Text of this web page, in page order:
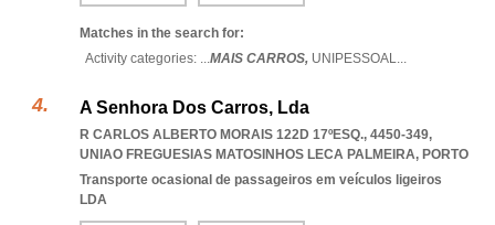
Matches in the search for:
Activity categories: ...MAIS CARROS, UNIPESSOAL...
A Senhora Dos Carros, Lda
R CARLOS ALBERTO MORAIS 122D 17ºESQ., 4450-349,
UNIAO FREGUESIAS MATOSINHOS LECA PALMEIRA, PORTO
Transporte ocasional de passageiros em veículos ligeiros
LDA